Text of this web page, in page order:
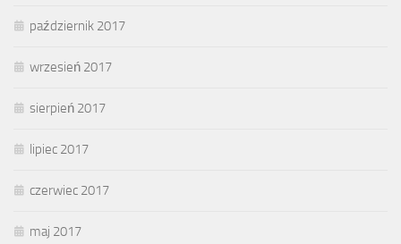
październik 2017
wrzesień 2017
sierpień 2017
lipiec 2017
czerwiec 2017
maj 2017